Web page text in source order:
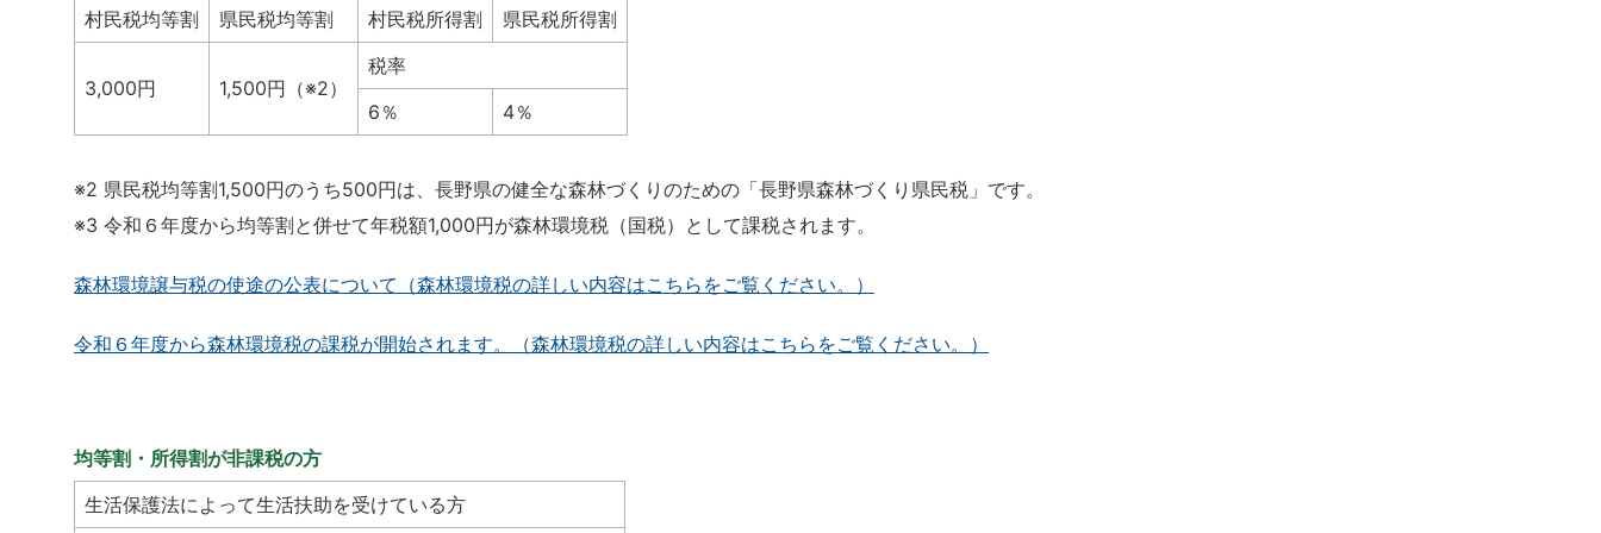
村民税均等割
県民税均等割 村民税所得割 県民税所得割
3,000円 1,500円（※2）
税率
6％
4％
※2 県民税均等割1,500円のうち500円は、長野県の健全な森林づくりのための「長野県森林づくり県民税」です。
※3 令和６年度から均等割と併せて年税額1,000円が森林環境税（国税）として課税されます。
森林環境譲与税の使途の公表について（森林環境税の詳しい内容はこちらをご覧ください。）
令和６年度から森林環境税の課税が開始されます。（森林環境税の詳しい内容はこちらをご覧ください。）
均等割・所得割が非課税の方
生活保護法によって生活扶助を受けている方